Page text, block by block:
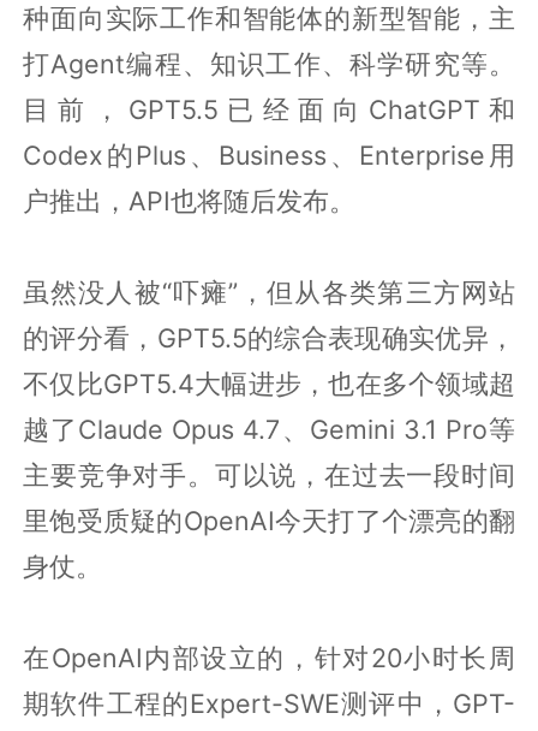
种面向实际工作和智能体的新型智能，主
打Agent编程、知识工作、科学研究等。
目前，GPT5.5已经面向ChatGPT和
Codex的Plus、Business、Enterprise用
户推出，API也将随后发布。
虽然没人被“吓瘫”，但从各类第三方网站
的评分看，GPT5.5的综合表现确实优异，
不仅比GPT5.4大幅进步，也在多个领域超
越了Claude Opus 4.7、Gemini 3.1 Pro等
主要竞争对手。可以说，在过去一段时间
里饱受质疑的OpenAI今天打了个漂亮的翻
身仗。
在OpenAI内部设立的，针对20小时长周
期软件工程的Expert-SWE测评中，GPT-